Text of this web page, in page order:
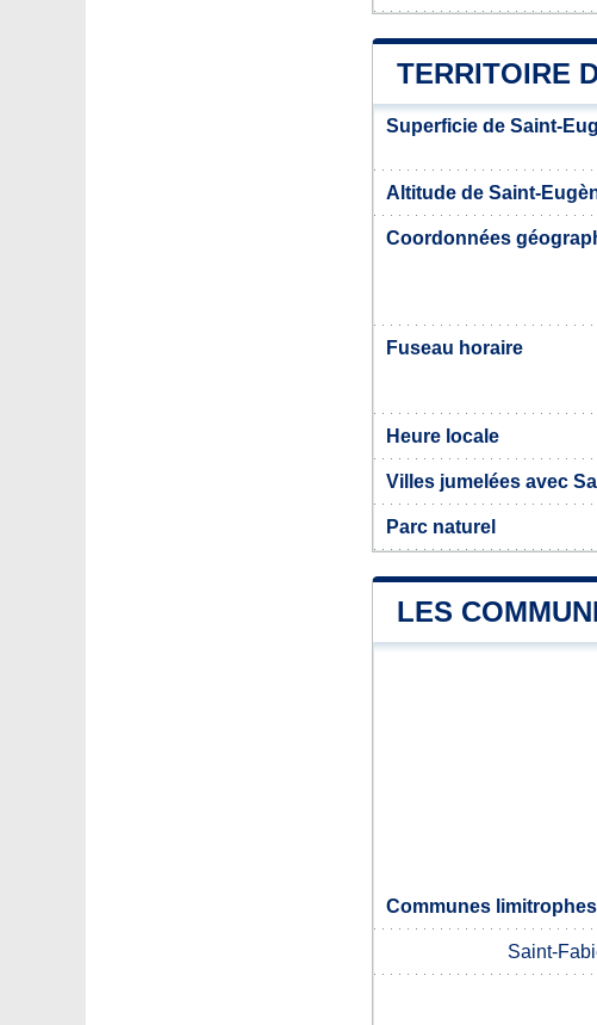
TERRITOIRE
Superficie de Saint-
Altitude de Saint-
Coordonnées
Fuseau horaire
Heure locale
Villes jumelées avec
Parc naturel
LES
Communes
Saint-